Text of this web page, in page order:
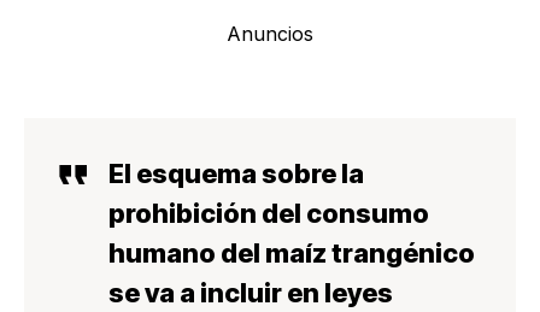
Anuncios
El esquema sobre la
prohibición del consumo
humano del maíz trangénico
se va a incluir en leyes